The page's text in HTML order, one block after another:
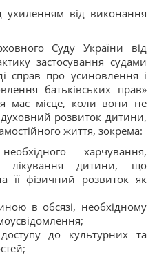
ухиленням від виконання
Суду України від
застосування судами
справ про усиновлення і
батьківських прав»
має місце, коли вони не
розвиток дитини,
життя, зокрема:
харчування,
лікування дитини, що
її фізичний розвиток як
в обсязі, необхідному
до культурних та